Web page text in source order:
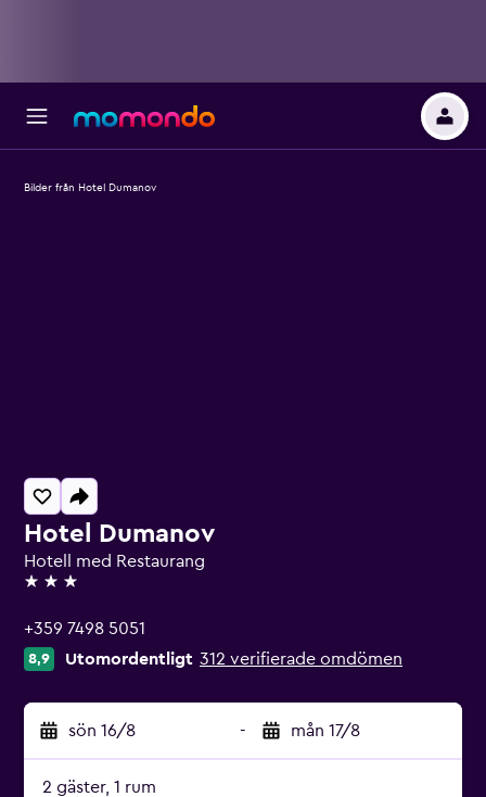
Hotel Dumanov
Hotell med Restaurang
3 stjärnor
+359 7498 5051
8,9 Utomordentligt 312 verifierade omdömen
sön 16/8 - mån 17/8
2 gäster, 1 rum
Bilder från Hotel Dumanov